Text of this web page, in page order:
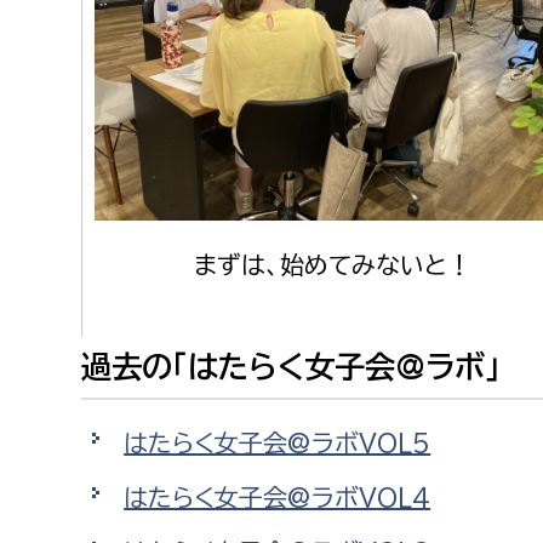
まずは、始めてみないと！
過去の「はたらく女子会@ラボ」
はたらく女子会@ラボVOL5
はたらく女子会@ラボVOL4